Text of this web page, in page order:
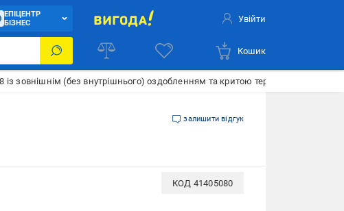
ЕПІЦЕНТР
БІЗНЕС
Увійти
Кошик
із зовнішнім (без внутрішнього) оздобленням та критою терасою 12 м
залишити відгук
КОД 41405080